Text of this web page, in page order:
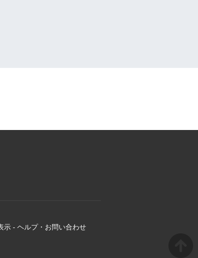
示 - ヘルプ・お問い合わせ